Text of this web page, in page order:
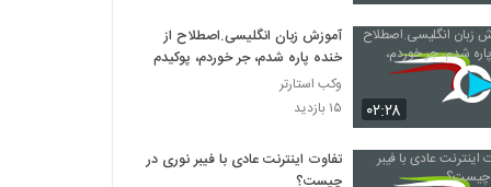
۰۲:۲۸
آموزش زبان انگلیسی.اصطلاح از
خنده پاره شدم، جر خوردم، پوکیدم
وکب استارتر
۱۵ بازدید
تفاوت اینترنت عادی با فیبر نوری در
چیست؟